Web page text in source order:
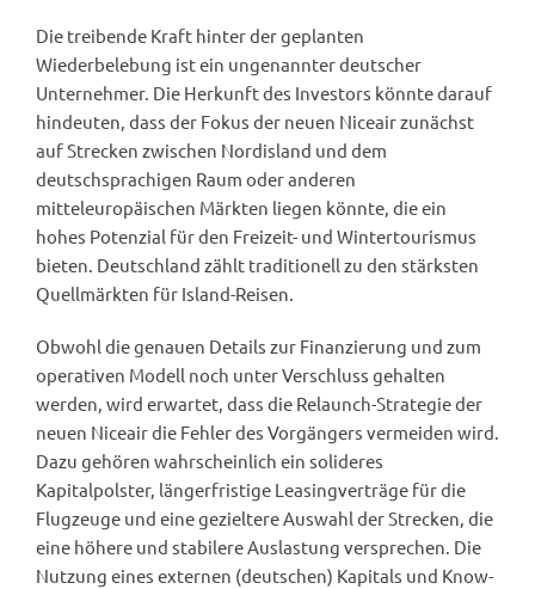
Die treibende Kraft hinter der geplanten
Wiederbelebung ist ein ungenannter deutscher
Unternehmer. Die Herkunft des Investors könnte darauf
hindeuten, dass der Fokus der neuen Niceair zunächst
auf Strecken zwischen Nordisland und dem
deutschsprachigen Raum oder anderen
mitteleuropäischen Märkten liegen könnte, die ein
hohes Potenzial für den Freizeit- und Wintertourismus
bieten. Deutschland zählt traditionell zu den stärksten
Quellmärkten für Island-Reisen.
Obwohl die genauen Details zur Finanzierung und zum
operativen Modell noch unter Verschluss gehalten
werden, wird erwartet, dass die Relaunch-Strategie der
neuen Niceair die Fehler des Vorgängers vermeiden wird.
Dazu gehören wahrscheinlich ein solideres
Kapitalpolster, längerfristige Leasingverträge für die
Flugzeuge und eine gezieltere Auswahl der Strecken, die
eine höhere und stabilere Auslastung versprechen. Die
Nutzung eines externen (deutschen) Kapitals und Know-